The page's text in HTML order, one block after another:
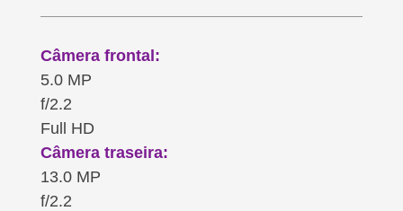
Câmera frontal:
5.0 MP
f/2.2
Full HD
Câmera traseira:
13.0 MP
f/2.2